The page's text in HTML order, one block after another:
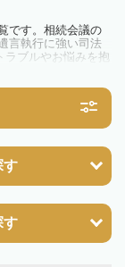
です。相続会議の
言執行に強い司法
ラブルやお悩みを抱
う。
す
す